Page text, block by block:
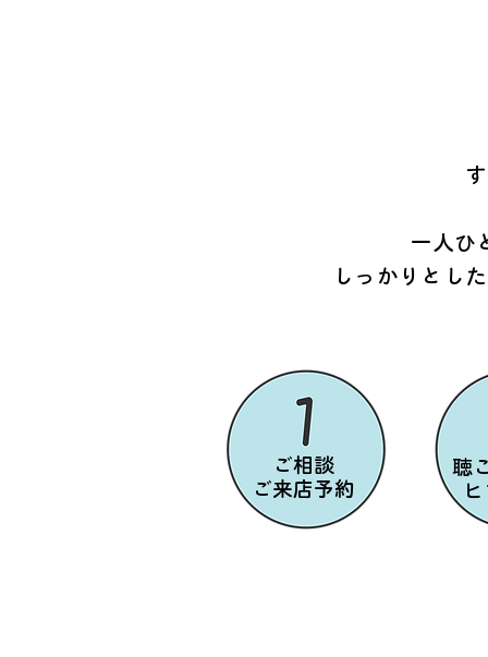
一人ひ
しっかりとし
ご相談
ご来店予約
聴